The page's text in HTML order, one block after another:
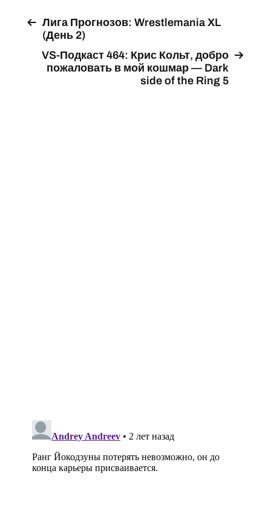
Лига Прогнозов: Wrestlemania XL
(День 2)
VS-Подкаст 464: Крис Кольт, добро
пожаловать в мой кошмар — Dark
side of the Ring 5